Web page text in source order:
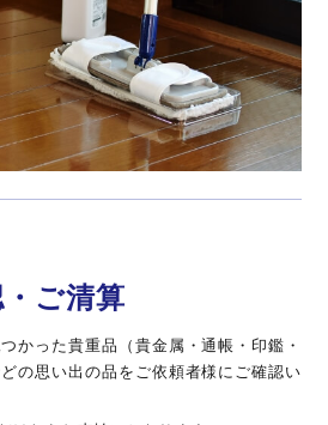
ご清算
かった貴重品（貴金属・通帳・印鑑・
の思い出の品をご依頼者様にご確認い